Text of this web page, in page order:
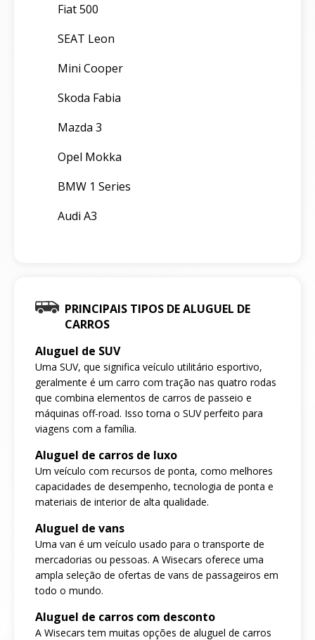
Fiat 500
SEAT Leon
Mini Cooper
Skoda Fabia
Mazda 3
Opel Mokka
BMW 1 Series
Audi A3
PRINCIPAIS TIPOS DE ALUGUEL DE
CARROS
Aluguel de SUV
Uma SUV, que significa veículo utilitário esportivo,
geralmente é um carro com tração nas quatro rodas
que combina elementos de carros de passeio e
máquinas off-road. Isso torna o SUV perfeito para
viagens com a família.
Aluguel de carros de luxo
Um veículo com recursos de ponta, como melhores
capacidades de desempenho, tecnologia de ponta e
materiais de interior de alta qualidade.
Aluguel de vans
Uma van é um veículo usado para o transporte de
mercadorias ou pessoas. A Wisecars oferece uma
ampla seleção de ofertas de vans de passageiros em
todo o mundo.
Aluguel de carros com desconto
A Wisecars tem muitas opções de aluguel de carros